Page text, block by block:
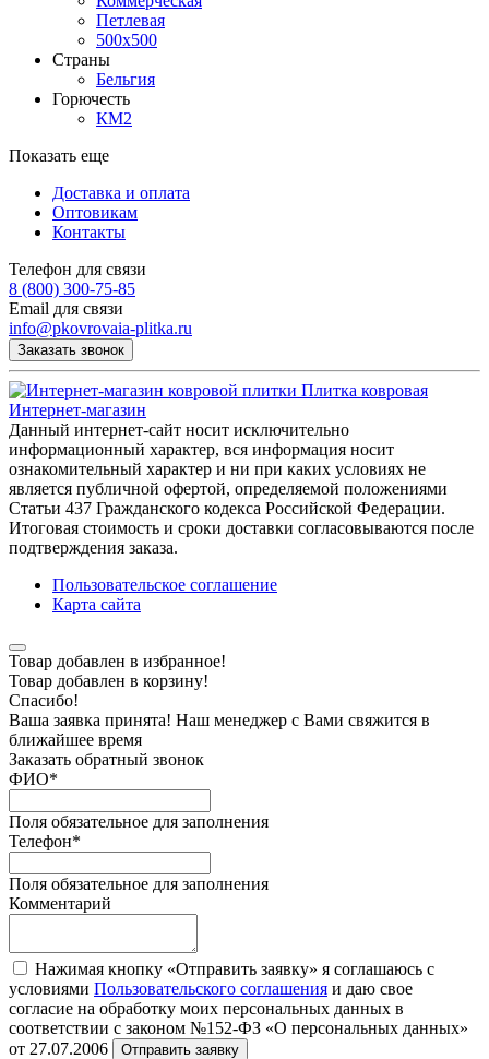
Петлевая
500х500
Страны
Бельгия
Горючесть
КМ2
Показать еще
Доставка и оплата
Оптовикам
Контакты
Телефон для связи
8 (800) 300-75-85
Email для связи
info@pkovrovaia-plitka.ru
Заказать звонок
Плитка ковровая
Интернет-магазин
Данный интернет-сайт носит исключительно
информационный характер, вся информация носит
ознакомительный характер и ни при каких условиях не
является публичной офертой, определяемой положениями
Статьи 437 Гражданского кодекса Российской Федерации.
Итоговая стоимость и сроки доставки согласовываются после
подтверждения заказа.
Пользовательское соглашение
Карта сайта
Товар добавлен в избранное!
Товар добавлен в корзину!
Спасибо!
Ваша заявка принята! Наш менеджер с Вами свяжится в
ближайшее время
Заказать обратный звонок
ФИО*
Поля обязательное для заполнения
Телефон*
Поля обязательное для заполнения
Комментарий
Нажимая кнопку «Отправить заявку» я соглашаюсь с
условиями Пользовательского соглашения и даю свое
согласие на обработку моих персональных данных в
соответствии с законом №152-ФЗ «О персональных данных»
от 27.07.2006
Отправить заявку